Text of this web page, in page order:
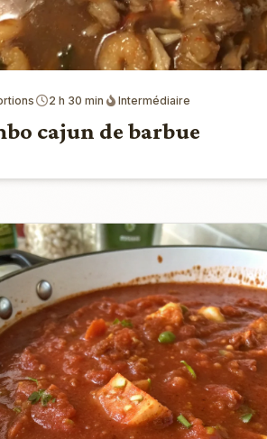
2 h 30 min Intermédiaire
cajun de barbue